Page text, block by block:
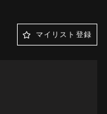
マイリスト登録